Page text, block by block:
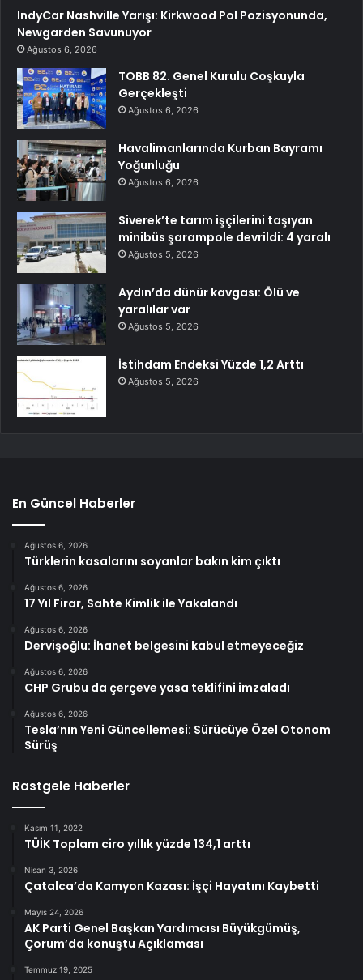
IndyCar Nashville Yarışı: Kirkwood Pol Pozisyonunda,
Newgarden Savunuyor
Ağustos 6, 2026
TOBB 82. Genel Kurulu Coşkuyla
Gerçekleşti
Ağustos 6, 2026
Havalimanlarında Kurban Bayramı
Yoğunluğu
Ağustos 6, 2026
Siverek’te tarım işçilerini taşıyan
minibüs şarampole devrildi: 4 yaralı
Ağustos 5, 2026
Aydın’da dünür kavgası: Ölü ve
yaralılar var
Ağustos 5, 2026
İstihdam Endeksi Yüzde 1,2 Arttı
Ağustos 5, 2026
En Güncel Haberler
Ağustos 6, 2026
Türklerin kasalarını soyanlar bakın kim çıktı
Ağustos 6, 2026
17 Yıl Firar, Sahte Kimlik ile Yakalandı
Ağustos 6, 2026
Dervişoğlu: İhanet belgesini kabul etmeyeceğiz
Ağustos 6, 2026
CHP Grubu da çerçeve yasa teklifini imzaladı
Ağustos 6, 2026
Tesla’nın Yeni Güncellemesi: Sürücüye Özel Otonom
Sürüş
Rastgele Haberler
Kasım 11, 2022
TÜİK Toplam ciro yıllık yüzde 134,1 arttı
Nisan 3, 2026
Çatalca’da Kamyon Kazası: İşçi Hayatını Kaybetti
Mayıs 24, 2026
AK Parti Genel Başkan Yardımcısı Büyükgümüş,
Çorum’da konuştu Açıklaması
Temmuz 19, 2025